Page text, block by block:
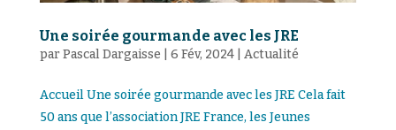
Une soirée gourmande avec les JRE
parPascal Dargaisse 6 Fév, 2024| Actualité
Accueil Une soirée gourmande avec les JRE Cela fait
50 ans que l’association JRE France, les Jeunes